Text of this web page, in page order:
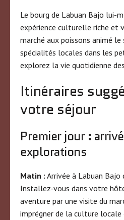
Le bourg de Labuan Bajo lui-
expérience culturelle riche et
marché aux poissons animé
spécialités locales dans les
explorez la vie quotidienne
Itinéraires
votre séjour
Premier jour :
explorations
Matin : Arrivée à Labuan Bajo
Installez-vous dans votre
aventure par une visite du
imprégner de la culture